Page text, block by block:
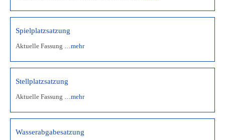
Spielplatzsatzung
Aktuelle Fassung …mehr
Stellplatzsatzung
Aktuelle Fassung …mehr
Wasserabgabesatzung